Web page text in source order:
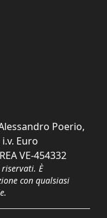
Poerio,
Euro
VE-454332
È
con qualsiasi